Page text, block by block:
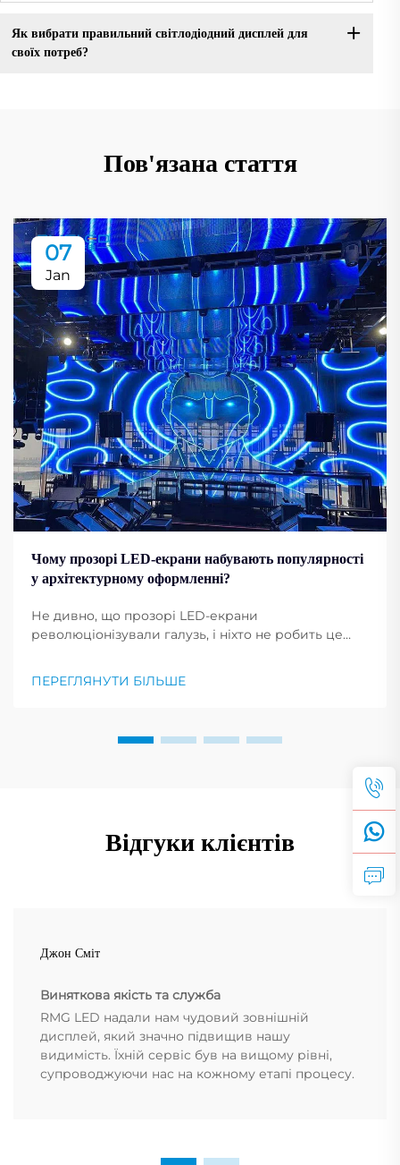
Як вибрати правильний світлодіодний дисплей для
своїх потреб?
Пов'язана стаття
07
Jan
Чому прозорі LED-екрани набувають популярності
у архітектурному оформленні?
Не дивно, що прозорі LED-екрани
революціонізували галузь, і ніхто не робить це
перетворювати будівлі на динамічні
ПЕРЕГЛЯНУТИ БІЛЬШЕ
Відгуки клієнтів
Джон Сміт
Виняткова якість та служба
RMG LED надали нам чудовий зовнішній
дисплей, який значно підвищив нашу
видимість. Їхній сервіс був на вищому рівні,
супроводжуючи нас на кожному етапі процесу.